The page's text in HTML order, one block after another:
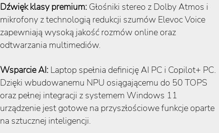
Dźwięk klasy premium: Głośniki stereo z Dolby Atmos i
mikrofony z technologią redukcji szumów Elevoc Voice
zapewniają wysoką jakość rozmów online oraz
odtwarzania multimediów.
Wsparcie AI: Laptop spełnia definicję AI PC i Copilot+ PC.
Dzięki wbudowanemu NPU osiągającemu do 50 TOPS
oraz pełnej integracji z systemem Windows 11
urządzenie jest gotowe na przyszłościowe funkcje oparte
na sztucznej inteligencji.